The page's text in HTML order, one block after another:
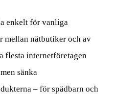
enkelt för vanliga
mellan nätbutiker och av
flesta internetföretagen
sänka
– för spädbarn och